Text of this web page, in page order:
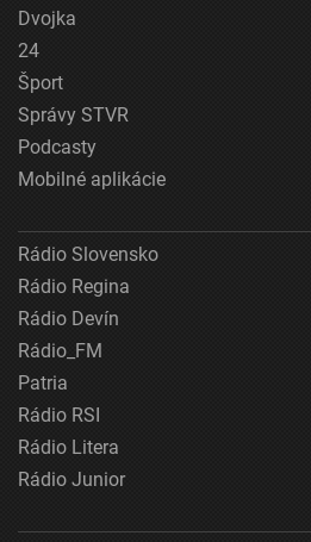
Dvojka
24
Šport
Správy STVR
Podcasty
Mobilné aplikácie
Rádio Slovensko
Rádio Regina
Rádio Devín
Rádio_FM
Patria
Rádio RSI
Rádio Litera
Rádio Junior